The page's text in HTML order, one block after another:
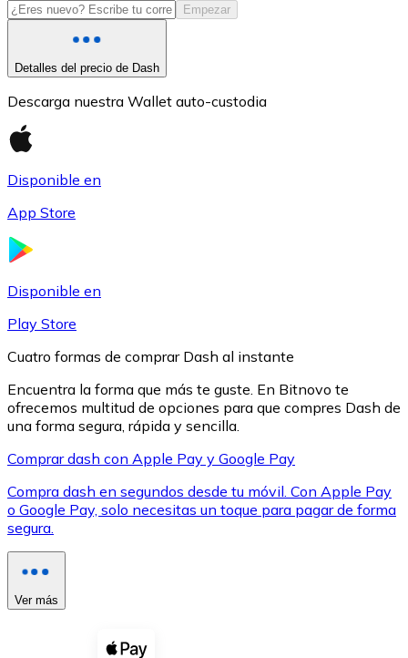
XRP
XRP
Efectivo
Empezar
Detalles del precio de Dash
Descarga nuestra Wallet auto-custodia
Disponible en
App Store
Disponible en
Play Store
Cuatro formas de comprar Dash al instante
Encuentra la forma que más te guste. En Bitnovo te
ofrecemos multitud de opciones para que compres Dash de
una forma segura, rápida y sencilla.
Comprar dash con Apple Pay y Google Pay
Compra dash en segundos desde tu móvil. Con Apple Pay
o Google Pay, solo necesitas un toque para pagar de forma
segura.
Ver más